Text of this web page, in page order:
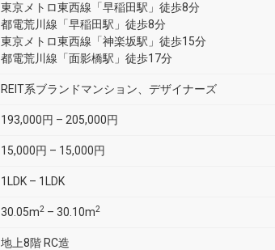
東京メトロ東西線「早稲田駅」徒歩8分
都電荒川線「早稲田駅」徒歩8分
東京メトロ東西線「神楽坂駅」徒歩15分
都電荒川線「面影橋駅」徒歩17分
REIT系ブランドマンション、デザイナーズ
193,000円 – 205,000円
15,000円 – 15,000円
1LDK – 1LDK
30.05m2 – 30.10m2
地上8階 RC造